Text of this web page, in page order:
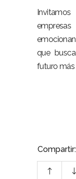
que
futuro más
Compartir: